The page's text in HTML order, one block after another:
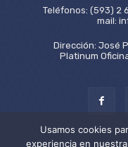
Teléfonos: (593) 2
mail:
Dirección: José
Platinum
Usamos cookies
experiencia en